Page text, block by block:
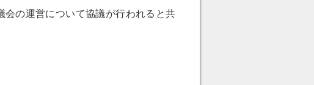
会の運営について協議が行われると共